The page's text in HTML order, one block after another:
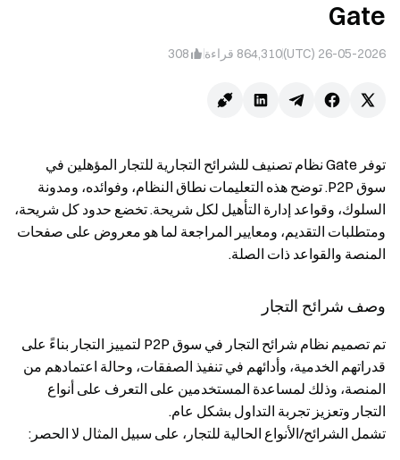
Gate
26-05-2026 (UTC)
864,310 قراءة 308
توفر Gate نظام تصنيف للشرائح التجارية للتجار المؤهلين في
سوق P2P. توضح هذه التعليمات نطاق النظام، وفوائده، ومدونة
السلوك، وقواعد إدارة التأهيل لكل شريحة. تخضع حدود كل شريحة،
ومتطلبات التقديم، ومعايير المراجعة لما هو معروض على صفحات
المنصة والقواعد ذات الصلة.
وصف شرائح التجار
تم تصميم نظام شرائح التجار في سوق P2P لتمييز التجار بناءً على
قدراتهم الخدمية، وأدائهم في تنفيذ الصفقات، وحالة اعتمادهم من
المنصة، وذلك لمساعدة المستخدمين على التعرف على أنواع
التجار وتعزيز تجربة التداول بشكل عام.
تشمل الشرائح/الأنواع الحالية للتجار، على سبيل المثال لا الحصر: